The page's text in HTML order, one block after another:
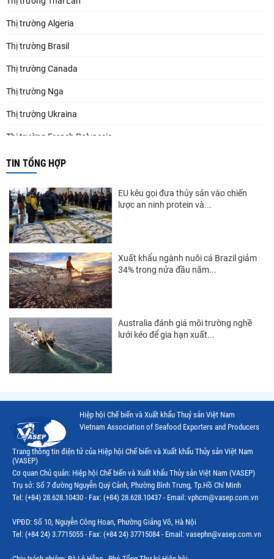
Thị trường Algeria
Thị trường Brasil
Thị trường Canada
Thị trường Nga
Thị trường Ukraina
Thị trường French Polynesia
Thị trường Trung Quốc
Thị trường New Zealand
Thị trường Đài Loan
Thị trường Mỹ
Thị trường EU
Thị trường Nhật Bản
Thị trường Việt Nam
TIN TỔNG HỢP
EU kêu gọi đưa thủy sản vào chiến
lược an ninh protein và...
Xuất khẩu ngành nuôi cá Brazil giảm
34% trong nửa đầu năm...
Australia đánh giá môi trường nghề
lưới kéo để gia hạn xuất...
Hiệp hội Chế biến và Xuất khẩu Thuỷ sản Việt Nam
Vietnam Association of Seafood Exporters and Producers
Trang thông tin điện tử của Hiệp hội Chế biến và Xuất khẩu Thủy sản Việt Nam
(VASEP)
Cơ quan Chủ quản: Hiệp hội Chế biến và Xuất khẩu Thủy sản Việt Nam (VASEP)
Trụ sở: Số 7 đường Nguyễn Quý Cảnh, Phường Bình Trưng, Tp.Hồ Chí Minh
Tel: (+84) 28.628.10430 - Fax: (+84) 28.628.10437 - Email: vphcm@vasep.com.vn
VPĐD: Số 10, Nguyễn Công Hoan, Phường Giảng Võ, Hà Nội
Tel: (+84 24) 3.7715055 - Fax: (+84 24) 37715084 - Email: vasephn@vasep.com.vn